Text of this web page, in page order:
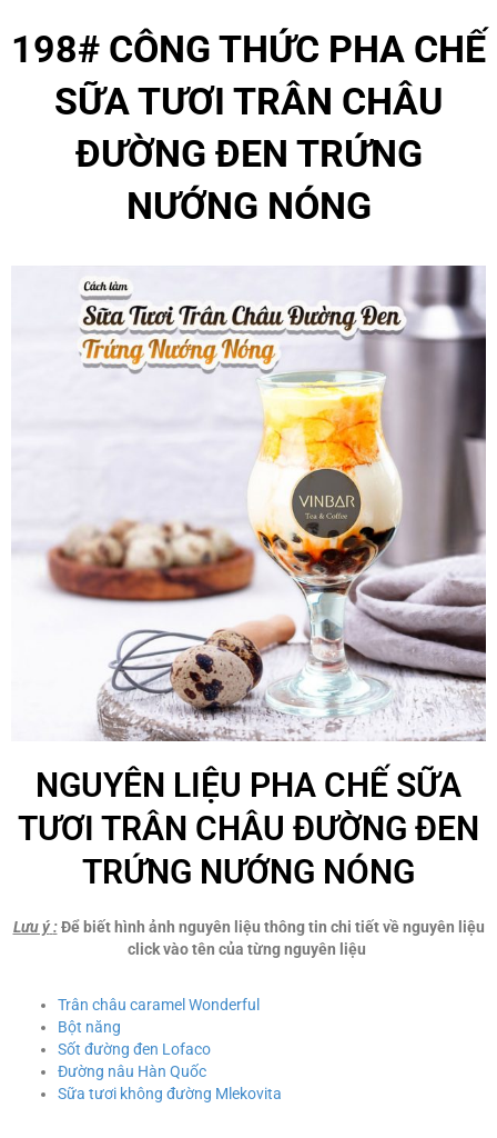
198# CÔNG THỨC PHA CHẾ
SỮA TƯƠI TRÂN CHÂU
ĐƯỜNG ĐEN TRỨNG
NƯỚNG NÓNG
NGUYÊN LIỆU PHA CHẾ SỮA
TƯƠI TRÂN CHÂU ĐƯỜNG ĐEN
TRỨNG NƯỚNG NÓNG
Lưu ý : Để biết hình ảnh nguyên liệu thông tin chi tiết về nguyên liệu
click vào tên của từng nguyên liệu
Trân châu caramel Wonderful
Bột năng
Sốt đường đen Lofaco
Đường nâu Hàn Quốc
Sữa tươi không đường Mlekovita